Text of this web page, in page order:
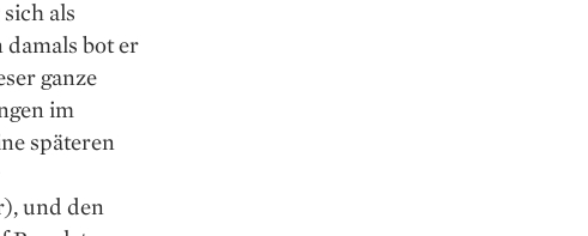
als
bot er
ganze
im
späteren
und den